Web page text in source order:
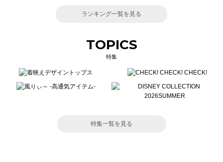
ランキング一覧を見る
TOPICS
特集
特集一覧を見る